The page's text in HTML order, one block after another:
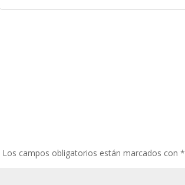
Los campos obligatorios están marcados con*